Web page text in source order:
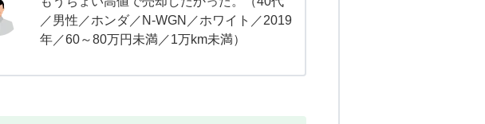
／男性／ホンダ／N-WGN／ホワイト／2019
年／60～80万円未満／1万km未満）